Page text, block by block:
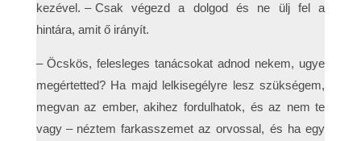
kezével. – Csak végezd a dolgod és ne ülj fel a
hintára, amit ő irányít.
– Öcskös, felesleges tanácsokat adnod nekem, ugye
megértetted? Ha majd lelkisegélyre lesz szükségem,
megvan az ember, akihez fordulhatok, és az nem te
vagy – néztem farkasszemet az orvossal, és ha egy